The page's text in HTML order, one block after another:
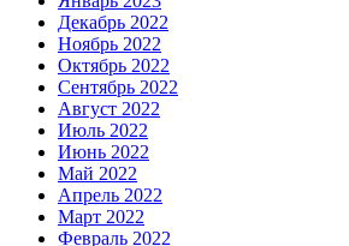
Декабрь 2022
Ноябрь 2022
Октябрь 2022
Сентябрь 2022
Август 2022
Июль 2022
Июнь 2022
Май 2022
Апрель 2022
Март 2022
Февраль 2022